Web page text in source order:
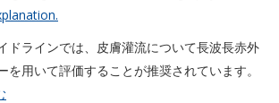
ドラインでは、皮膚灌流について長波長赤外
を用いて評価することが推奨されています。